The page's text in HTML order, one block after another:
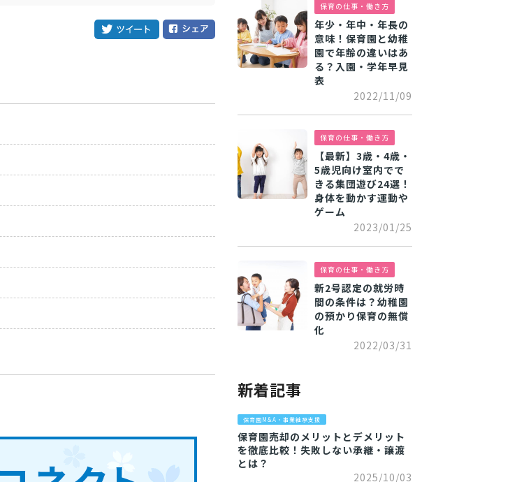
保育の仕事・働き方
年少・年中・年長の
意味！保育園と幼稚
園で年齢の違いはあ
る？入園・学年早見
表
2022/11/09
保育の仕事・働き方
【最新】3歳・4歳・
5歳児向け室内でで
きる集団遊び24選！
身体を動かす運動や
ゲーム
2023/01/25
保育の仕事・働き方
新2号認定の就労時
間の条件は？幼稚園
の預かり保育の無償
化
2022/03/31
新着記事
保育園M&A・事業継承支援
保育園売却のメリットとデメリット
を徹底比較！失敗しない承継・譲渡
とは？
2025/10/03